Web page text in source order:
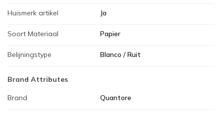
Huismerk artikel Ja
Soort Materiaal Papier
Belijningstype Blanco / Ruit
Brand Attributes
Brand Quantore